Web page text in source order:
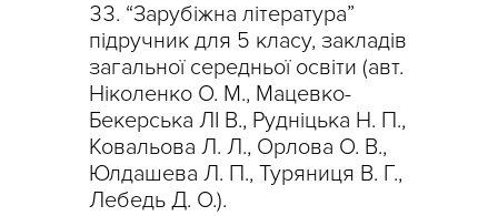
“Зарубіжна література”
підручник для 5 класу, закладів
загальної середньої освіти (авт.
Ніколенко О. М., Мацевко-
Бекерська ЛІ В., Рудніцька Н. П.,
Ковальова Л. Л., Орлова О. В.,
Юлдашева Л. П., Туряниця В. Г.,
Лебедь Д. О.).